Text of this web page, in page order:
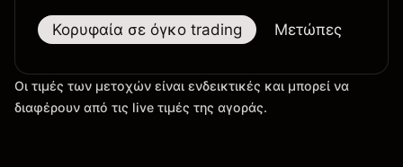
Κορυφαία σε όγκο trading Μετώπες
Οι τιμές των μετοχών είναι ενδεικτικές και μπορεί να
διαφέρουν από τις live τιμές της αγοράς.